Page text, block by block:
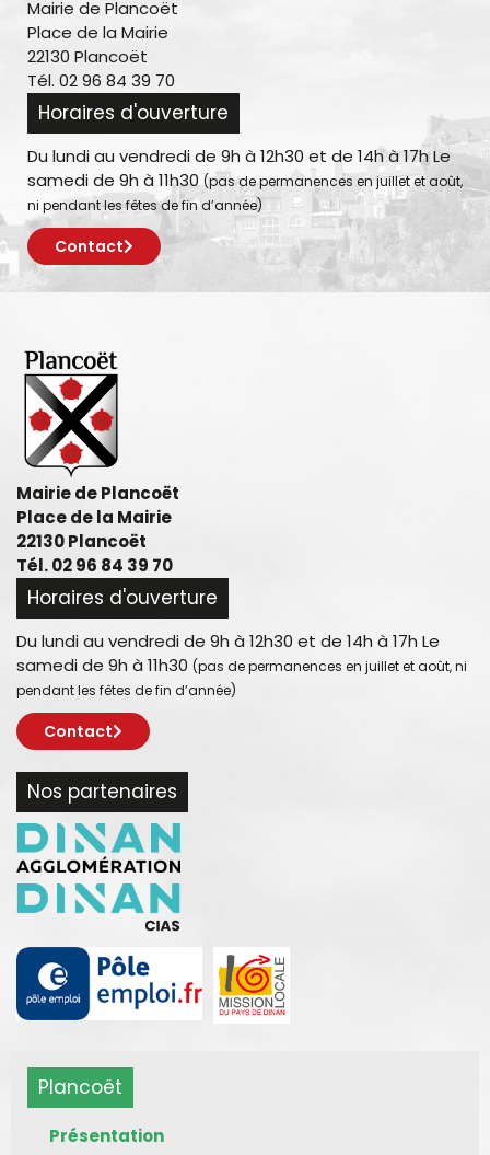
Mairie de Plancoët
Place de la Mairie
22130 Plancoët
Tél. 02 96 84 39 70
Horaires d'ouverture
Du lundi au vendredi de 9h à 12h30 et de 14h à 17h Le
samedi de 9h à 11h30 (pas de permanences en juillet et août,
ni pendant les fêtes de fin d’année)
Contact
Mairie de Plancoët
Place de la Mairie
22130 Plancoët
Tél. 02 96 84 39 70
Horaires d'ouverture
Du lundi au vendredi de 9h à 12h30 et de 14h à 17h Le
samedi de 9h à 11h30 (pas de permanences en juillet et août, ni
pendant les fêtes de fin d’année)
Contact
Nos partenaires
Plancoët
Présentation